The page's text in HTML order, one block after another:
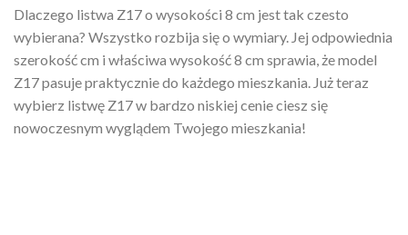
Dlaczego listwa Z17 o wysokości 8 cm jest tak czesto
wybierana? Wszystko rozbija się o wymiary. Jej odpowiednia
szerokość cm i właściwa wysokość 8 cm sprawia, że model
Z17 pasuje praktycznie do każdego mieszkania. Już teraz
wybierz listwę Z17 w bardzo niskiej cenie ciesz się
nowoczesnym wyglądem Twojego mieszkania!